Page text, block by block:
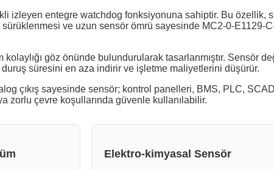
izleyen entegre watchdog fonksiyonuna sahiptir. Bu özellik,
sürüklenmesi ve uzun sensör ömrü sayesinde MC2-0-
kolaylığı göz önünde bulundurularak tasarlanmıştır.
duruş süresini en aza indirir ve işletme maliyetlerini düşürür.
çıkış sayesinde sensör; kontrol panelleri, BMS, PLC,
zorlu çevre koşullarında güvenle kullanılabilir.
Elektro-kimyasal Sensör